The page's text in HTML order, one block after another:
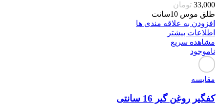
33,000 تومان
طلق موس 10سانت
افزودن به علاقه مندی ها
اطلاعات بیشتر
مشاهده سریع
ناموجود
مقایسه
کفگیر روغن گیر 16 سانتی